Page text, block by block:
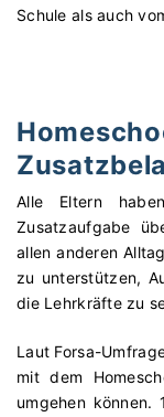
Schule als auch
Alle Eltern
Zusatzaufgabe
allen anderen
zu unterstützen,
die Lehrkräfte zu
Laut Forsa-
mit dem
umgehen können.